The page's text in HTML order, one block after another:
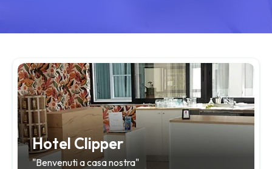
Hotel Clipper
"Benvenuti a casa nostra"